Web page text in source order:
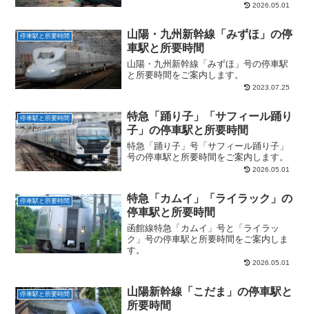
2026.05.01
停車駅と所要時間
山陽・九州新幹線「みずほ」の停
車駅と所要時間
山陽・九州新幹線「みずほ」号の停車駅
と所要時間をご案内します。
2023.07.25
停車駅と所要時間
特急「踊り子」「サフィール踊り
子」の停車駅と所要時間
特急「踊り子」号「サフィール踊り子」
号の停車駅と所要時間をご案内します。
2026.05.01
停車駅と所要時間
特急「カムイ」「ライラック」の
停車駅と所要時間
函館線特急「カムイ」号と「ライラッ
ク」号の停車駅と所要時間をご案内しま
す。
2026.05.01
停車駅と所要時間
山陽新幹線「こだま」の停車駅と
所要時間